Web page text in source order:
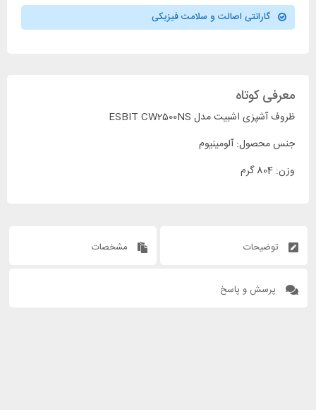
گارانتی اصالت و سلامت فیزیکی
معرفی کوتاه
ظروف آشپزی اشبیت مدل ESBIT CW2500NS
جنس محصول: آلومینیوم
وزن: 804 گرم
توضیحات مشخصات
پرسش و پاسخ